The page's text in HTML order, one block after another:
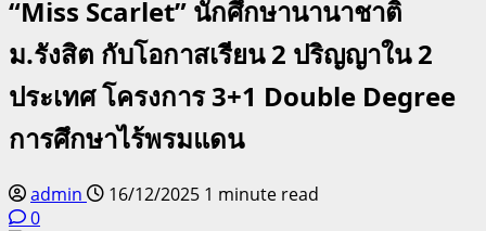
“Miss Scarlet” นักศึกษานานาชาติ
ม.รังสิต กับโอกาสเรียน 2 ปริญญาใน 2
ประเทศ โครงการ 3+1 Double Degree
การศึกษาไร้พรมแดน
admin 16/12/2025 1 minute read
0